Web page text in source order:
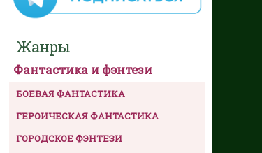
Жанры
Фантастика и фэнтези
БОЕВАЯ ФАНТАСТИКА
ГЕРОИЧЕСКАЯ ФАНТАСТИКА
ГОРОДСКОЕ ФЭНТЕЗИ